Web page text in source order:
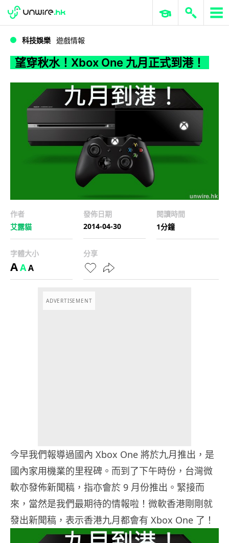
望穿秋水！Xbox One 九月正式到港！
WWDC 2026 ERP 與商業 AI
科技娛樂 遊戲情報
望穿秋水！Xbox One 九月正式到港！
作者
艾露貓
發佈日期
2014-04-30
閱讀時間
1分鐘
字體大小
AAA
分享
ADVERTISEMENT
今早我們報導過國內 Xbox One 將於九月推出，是
國內家用機業的里程碑。而到了下午時份，台灣微
軟亦發佈新聞稿，指亦會於 9 月份推出。緊接而
來，當然是我們最期待的情報啦！微軟香港剛剛就
發出新聞稿，表示香港九月都會有 Xbox One 了！